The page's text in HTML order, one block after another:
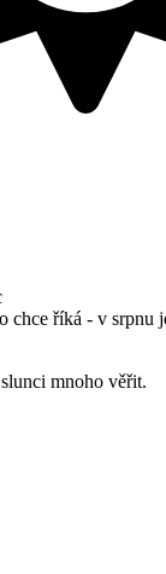
chce říká - v srpnu
mnoho věřit.